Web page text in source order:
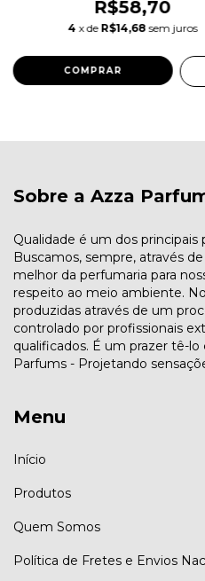
R$58,70
4 x de R$14,68 sem juros
COMPRAR
Sobre a Azza
Qualidade é um dos principais
Buscamos, sempre, através
melhor da perfumaria para
respeito ao meio ambiente.
produzidas através de um
controlado por profissionais
qualificados. É um prazer tê-
Parfums - Projetando
Menu
Início
Produtos
Quem Somos
Política de Fretes e Envios